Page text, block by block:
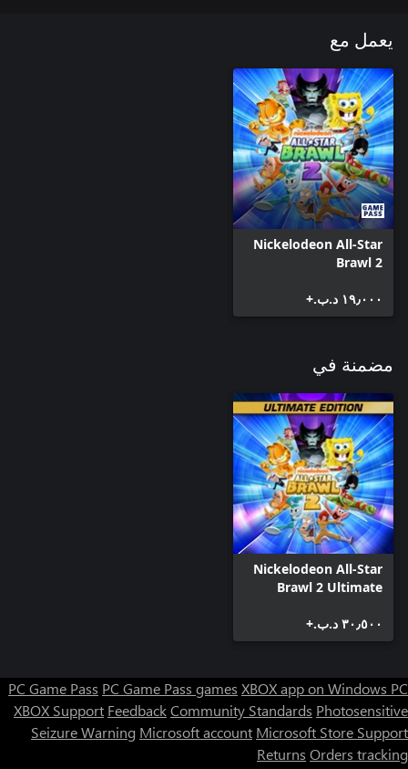
يعمل مع
Nickelodeon All-Star
Brawl 2
١٩٫٠٠٠ د.ب.‏+
مضمنة في
Nickelodeon All-Star
Brawl 2 Ultimate
٣٠٫٥٠٠ د.ب.‏+
PC Game Pass PC Game Pass games XBOX app on Windows PC
XBOX Support FeedbackCommunity Standards Photosensitive
Seizure Warning Microsoft account Microsoft Store Support
Returns Orders tracking